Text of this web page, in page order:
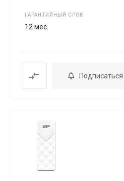
ГАРАНТИЙНЫЙ СРОК
12 мес.
Подписаться